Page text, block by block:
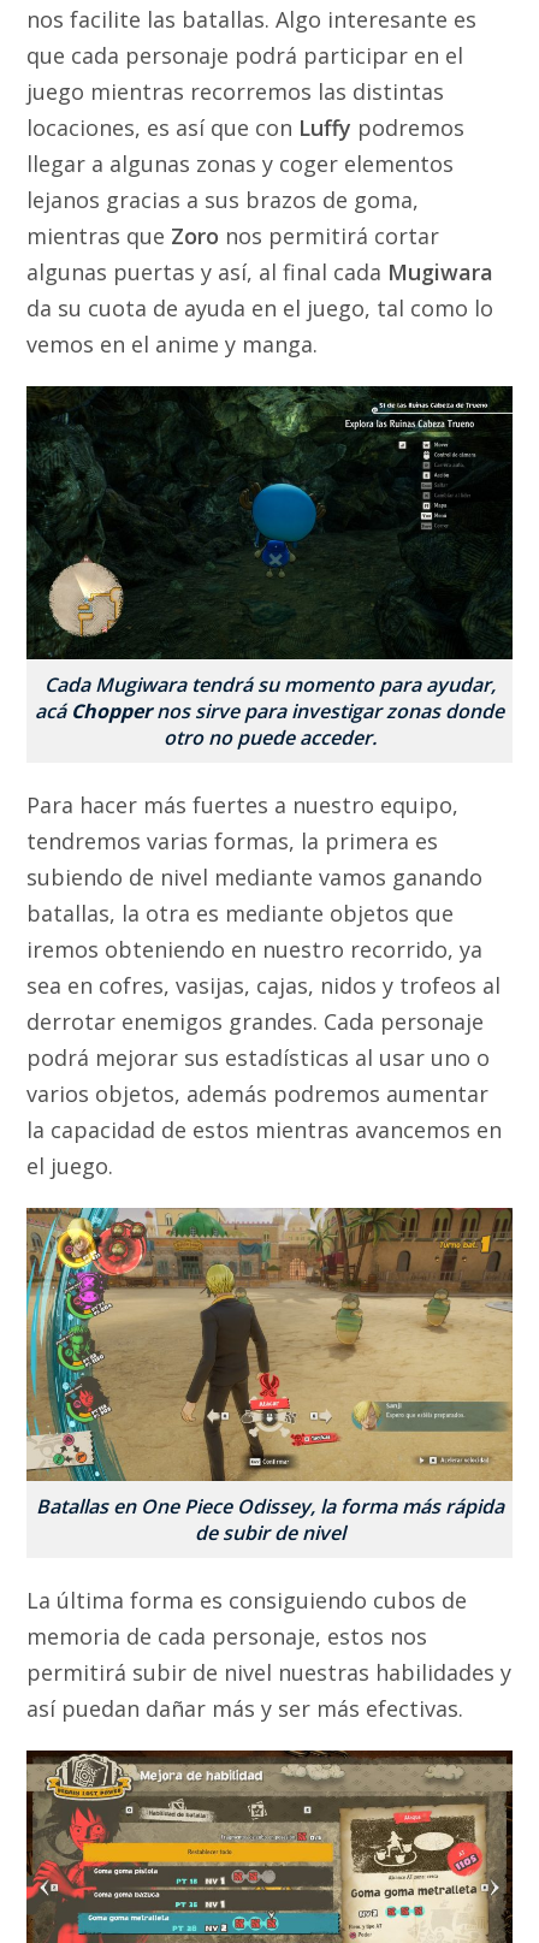
nos facilite las batallas. Algo interesante es
que cada personaje podrá participar en el
juego mientras recorremos las distintas
locaciones, es así que con Luffy podremos
llegar a algunas zonas y coger elementos
lejanos gracias a sus brazos de goma,
mientras que Zoro nos permitirá cortar
algunas puertas y así, al final cada Mugiwara
da su cuota de ayuda en el juego, tal como lo
vemos en el anime y manga.
Cada Mugiwara tendrá su momento para ayudar,
acá Choppernos sirve para investigar zonas donde
otro no puede acceder.
Para hacer más fuertes a nuestro equipo,
tendremos varias formas, la primera es
subiendo de nivel mediante vamos ganando
batallas, la otra es mediante objetos que
iremos obteniendo en nuestro recorrido, ya
sea en cofres, vasijas, cajas, nidos y trofeos al
derrotar enemigos grandes. Cada personaje
podrá mejorar sus estadísticas al usar uno o
varios objetos, además podremos aumentar
la capacidad de estos mientras avancemos en
el juego.
Batallas en One Piece Odissey, la forma más rápida
de subir de nivel
La última forma es consiguiendo cubos de
memoria de cada personaje, estos nos
permitirá subir de nivel nuestras habilidades y
así puedan dañar más y ser más efectivas.